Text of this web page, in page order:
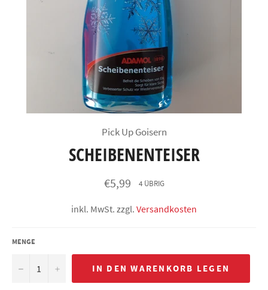
Pick Up Goisern
SCHEIBENENTEISER
Normaler
Preis
€5,99 4 ÜBRIG
inkl. MwSt. zzgl. Versandkosten
MENGE
− + IN DEN WARENKORB LEGEN